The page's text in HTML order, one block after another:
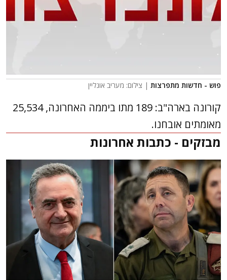
פוש - חדשות מתפרצות | צילום: מעריב אונליין
קורונה בארה"ב: 189 מתו ביממה האחרונה, 25,534
מאומתים אובחנו.
מבזקים - כתבות אחרונות